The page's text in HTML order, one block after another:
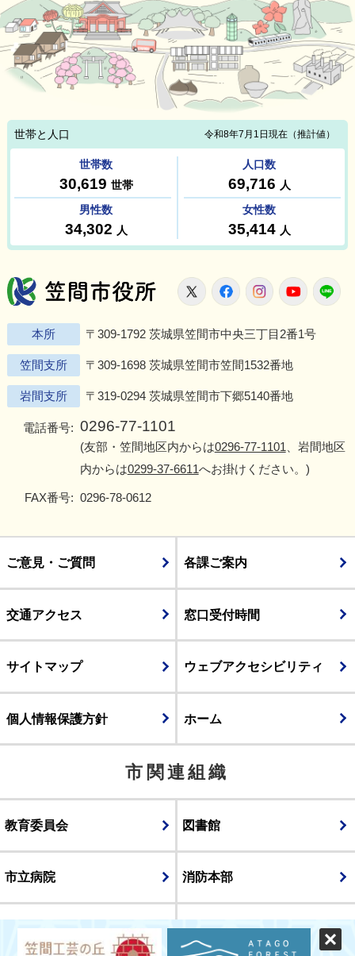
笠間市役所
X FacebookInstagram
本所 〒309-1792 茨城県笠間市中央三丁目2番1号
笠間支所 〒309-1698 茨城県笠間市笠間1532番地
岩間支所 〒319-0294 茨城県笠間市下郷5140番地
電話番号: 0296-77-1101
(友部・笠間地区内からは0296-77-1101 、岩間地区
内からは0299-37-6611へお掛けください。)
FAX番号: 0296-78-0612
ご意見・ご質問 各課ご案内
交通アクセス 窓口受付時間
サイトマップ ウェブアクセシビリティ
個人情報保護方針 ホーム
市関連組織
教育委員会 図書館
市立病院 消防本部
議会